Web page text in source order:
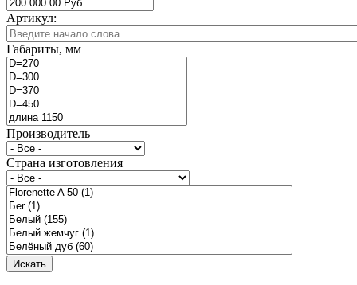
Артикул:
Габариты, мм
Производитель
Страна изготовления